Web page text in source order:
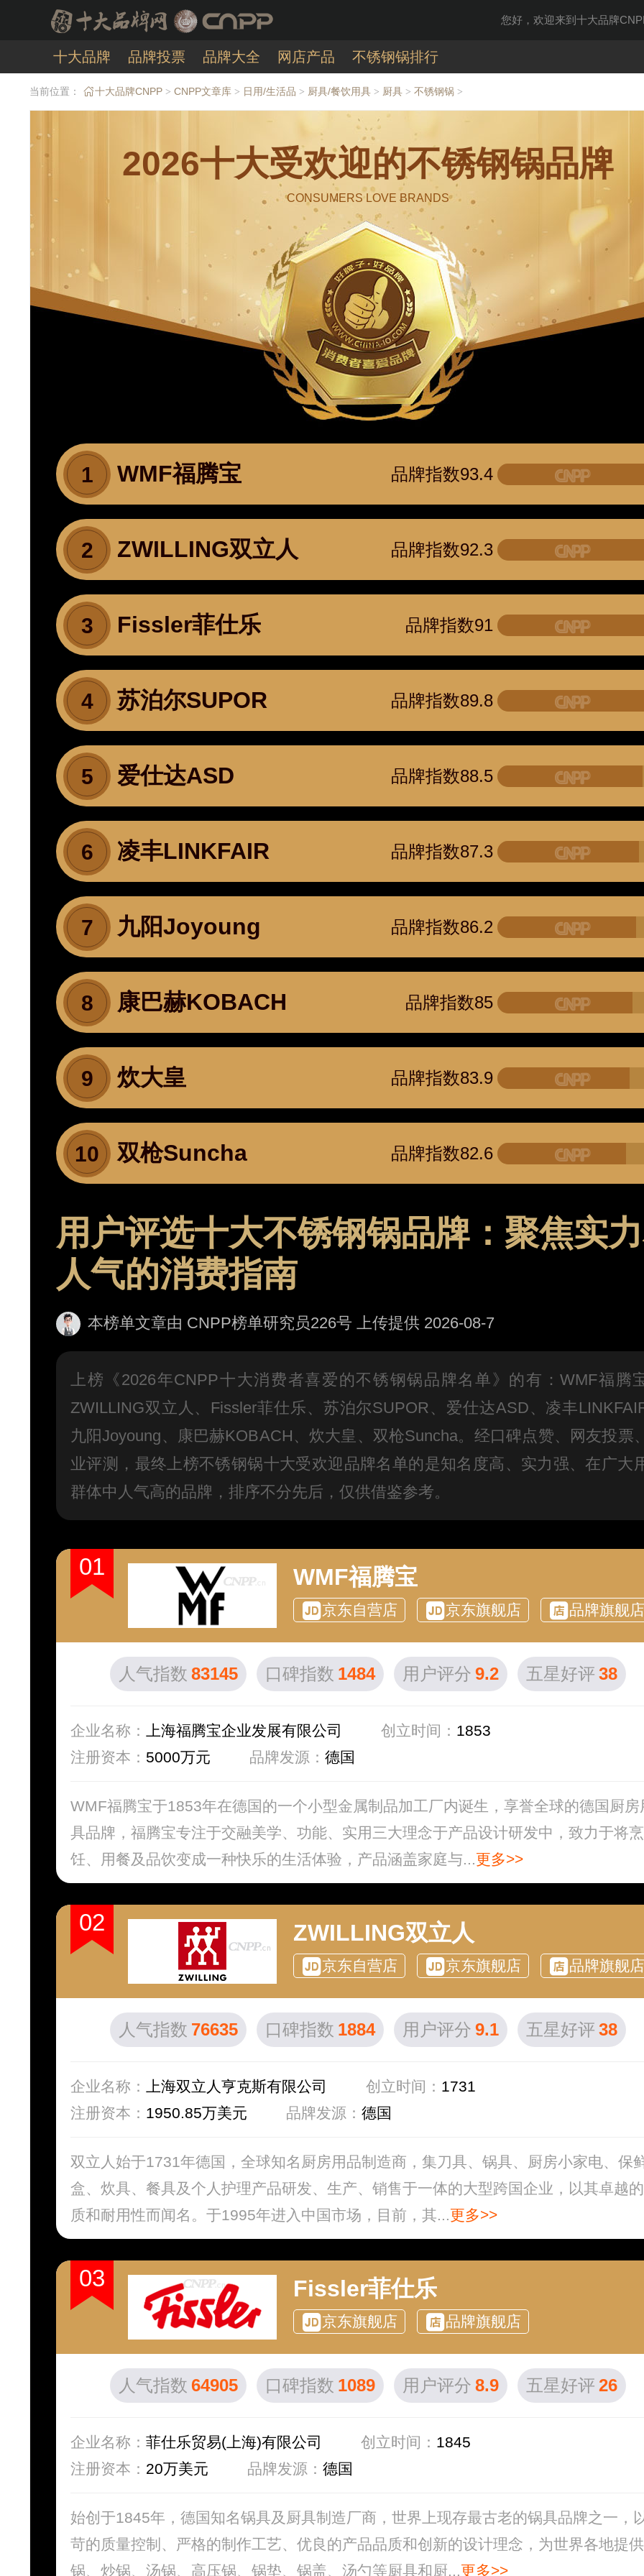
您好，欢迎来到十大品牌
十大品牌 品牌投票 品牌大全 网店产品 不锈钢锅排行
当前位置： 十大品牌CNPP > CNPP文章库 > 日用/生活品 > 厨具/餐饮用具 > 厨具 > 不锈钢锅 >
2026十大受欢迎的不锈钢锅品牌
CONSUMERS LOVE BRANDS
1 WMF福腾宝 品牌指数93.4
2 ZWILLING双立人 品牌指数92.3
3 Fissler菲仕乐 品牌指数91
4 苏泊尔SUPOR 品牌指数89.8
5 爱仕达ASD 品牌指数88.5
6 凌丰LINKFAIR 品牌指数87.3
7 九阳Joyoung 品牌指数86.2
8 康巴赫KOBACH 品牌指数85
9 炊大皇 品牌指数83.9
10 双枪Suncha 品牌指数82.6
用户评选十大不锈钢锅品牌：聚焦实
人气的消费指南
本榜单文章由 CNPP榜单研究员226号 上传提供 2026-08-7
上榜《2026年CNPP十大消费者喜爱的不锈钢锅品牌名单》的有：WMF福腾
ZWILLING双立人、Fissler菲仕乐、苏泊尔SUPOR、爱仕达ASD、凌丰
九阳Joyoung、康巴赫KOBACH、炊大皇、双枪Suncha。经口碑点赞、网友投票
业评测，最终上榜不锈钢锅十大受欢迎品牌名单的是知名度高、实力强、在广大
群体中人气高的品牌，排序不分先后，仅供借鉴参考。
01 WMF福腾宝
京东自营店 京东旗舰店 品牌旗舰店
人气指数 83145 口碑指数 1484 用户评分 9.2 五星好评 38
企业名称： 上海福腾宝企业发展有限公司 创立时间： 1853
注册资本： 5000万元 品牌发源： 德国
WMF福腾宝于1853年在德国的一个小型金属制品加工厂内诞生，享誉全球的德国厨房
具品牌，福腾宝专注于交融美学、功能、实用三大理念于产品设计研发中，致力于将烹
饪、用餐及品饮变成一种快乐的生活体验，产品涵盖家庭与...更多>>
02 ZWILLING双立人
京东自营店 京东旗舰店 品牌旗舰店
人气指数 76635 口碑指数 1884 用户评分 9.1 五星好评 38
企业名称： 上海双立人亨克斯有限公司 创立时间： 1731
注册资本： 1950.85万美元 品牌发源： 德国
双立人始于1731年德国，全球知名厨房用品制造商，集刀具、锅具、厨房小家电、保
盒、炊具、餐具及个人护理产品研发、生产、销售于一体的大型跨国企业，以其卓越
质和耐用性而闻名。于1995年进入中国市场，目前，其...更多>>
03 Fissler菲仕乐
京东旗舰店 品牌旗舰店
人气指数 64905 口碑指数 1089 用户评分 8.9 五星好评 26
企业名称： 菲仕乐贸易(上海)有限公司 创立时间： 1845
注册资本： 20万美元 品牌发源： 德国
始创于1845年，德国知名锅具及厨具制造厂商，世界上现存最古老的锅具品牌之一，
苛的质量控制、严格的制作工艺、优良的产品品质和创新的设计理念，为世界各地提
锅、炒锅、汤锅、高压锅、锅垫、锅盖、汤勺等厨具和厨...更多>>